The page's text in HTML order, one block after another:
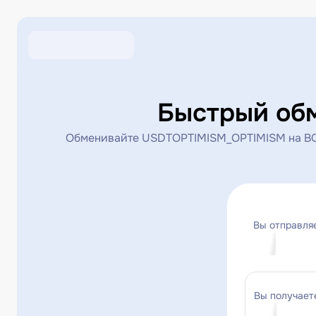
Быстрый
Обменивайте USDTOPTIMISM_OPTIMISM на
Вы
Вы